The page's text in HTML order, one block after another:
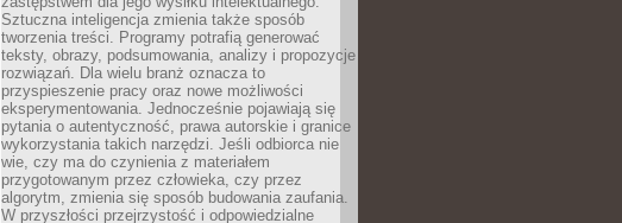
Sztuczna inteligencja zmienia także sposób
tworzenia treści. Programy potrafią generować
teksty, obrazy, podsumowania, analizy i propozycje
rozwiązań. Dla wielu branż oznacza to
przyspieszenie pracy oraz nowe możliwości
eksperymentowania. Jednocześnie pojawiają się
pytania o autentyczność, prawa autorskie i granice
wykorzystania takich narzędzi. Jeśli odbiorca nie
wie, czy ma do czynienia z materiałem
przygotowanym przez człowieka, czy przez
algorytm, zmienia się sposób budowania zaufania.
W przyszłości przejrzystość i odpowiedzialne